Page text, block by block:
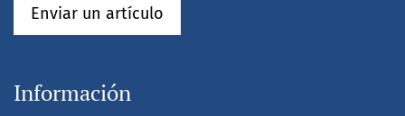
Enviar un artículo
Información